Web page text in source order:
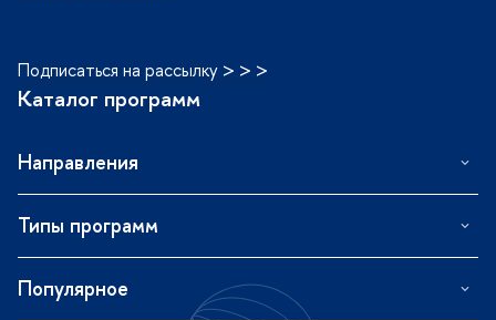
Подписаться на рассылку > > >
Каталог программ
Направления
Типы программ
Популярное